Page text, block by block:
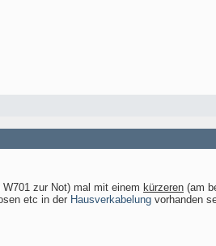
zur Not) mal mit einem kürzeren (am
etc in der Hausverkabelung vorhanden